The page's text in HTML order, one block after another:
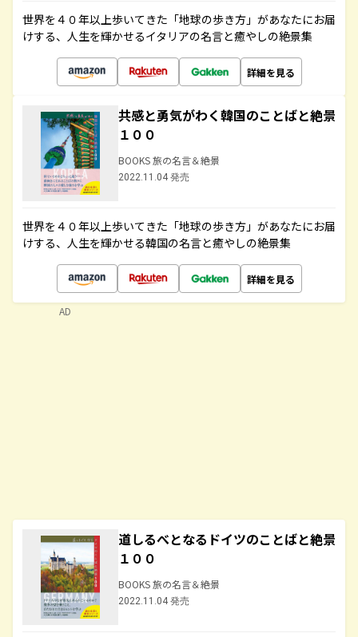
世界を４０年以上歩いてきた「地球の歩き方」があなたにお届
けする、人生を輝かせるイタリアの名言と癒やしの絶景集
詳細を見る
共感と勇気がわく韓国のことばと絶景
１００
BOOKS 旅の名言＆絶景
2022.11.04 発売
世界を４０年以上歩いてきた「地球の歩き方」があなたにお届
けする、人生を輝かせる韓国の名言と癒やしの絶景集
詳細を見る
道しるべとなるドイツのことばと絶景
１００
BOOKS 旅の名言＆絶景
2022.11.04 発売
AD